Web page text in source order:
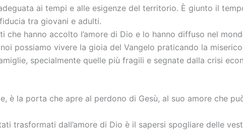
ai tempi e alle esigenze del territorio. È giunto il
tra giovani e adulti.
che hanno accolto l’amore di Dio e lo hanno diffuso nel
possiamo vivere la gioia del Vangelo praticando la
specialmente quelle più fragili e segnate dalla crisi
è la porta che apre al perdono di Gesù, al suo amore che
trasformati dall’amore di Dio è il sapersi spogliare delle